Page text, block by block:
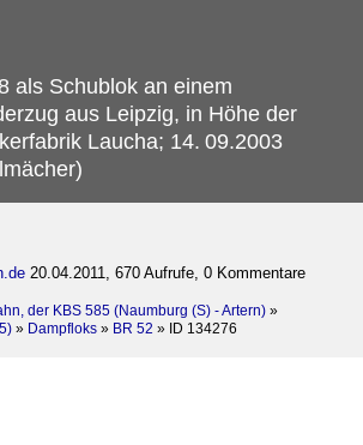
als Schublok an einem
aus Leipzig, in Höhe der
Laucha; 14. 09.2003
20.04.2011, 670 Aufrufe, 0 Kommentare
der KBS 585 (Naumburg (S) - Artern) »
» Dampfloks » BR 52 » ID 134276